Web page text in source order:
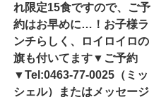
れ限定15食ですので、ご予
約はお早めに…！お子様ラ
ンチらしく、ロイロイロの
旗も付いてます▼ご予約
▼Tel:0463-77-0025（ミッ
シェル）またはメッセージ